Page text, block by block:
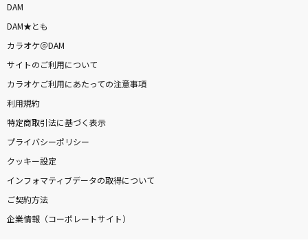
DAM
DAM★とも
カラオケ＠DAM
サイトのご利用について
カラオケご利用にあたっての注意事項
利用規約
特定商取引法に基づく表示
プライバシーポリシー
クッキー設定
インフォマティブデータの取得について
ご契約方法
企業情報（コーポレートサイト）